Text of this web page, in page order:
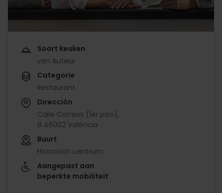
Soort keuken
van Auteur
Categorie
Restaurant
Dirección
Calle Correos (1er piso),
8 46002 València
Buurt
Historisch centrum
Aangepast aan
beperkte mobiliteit